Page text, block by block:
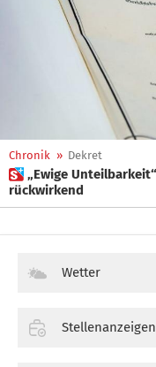
Chronik » Dekret
 „Ewige Unteilbarkeit“ gilt für Wipptaler Hotelier nicht
rückwirkend
Wetter
Stellenanzeigen